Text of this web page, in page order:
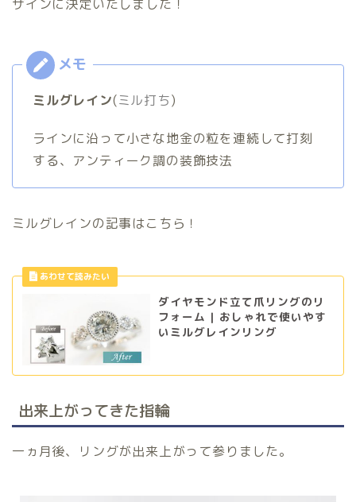
ザインに決定いたしました！
ミルグレイン(ミル打ち)
ラインに沿って小さな地金の粒を連続して打刻
する、アンティーク調の装飾技法
ミルグレインの記事はこちら！
ダイヤモンド立て爪リングのリ
フォーム | おしゃれで使いやす
いミルグレインリング
出来上がってきた指輪
一ヵ月後、リングが出来上がって参りました。